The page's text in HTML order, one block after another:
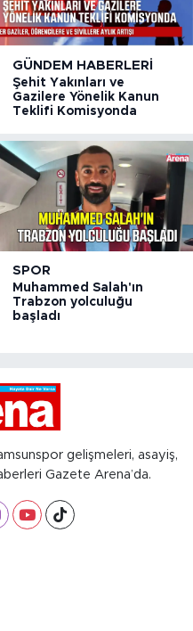
GÜNDEM HABERLERI
Şehit Yakınları ve
Gazilere Yönelik Kanun
Teklifi Komisyonda
SPOR
Muhammed Salah'ın
Trabzon yolculuğu
başladı
gelişmeleri, asayiş,
Gazete Arena’da.